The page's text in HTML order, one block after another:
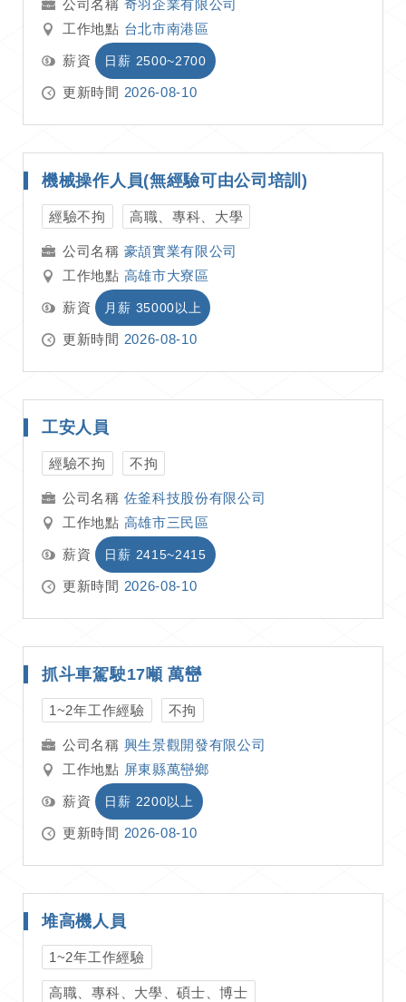
奇羽企業有限公司
工作地點 台北市南港區
薪資 日薪 2500~2700
更新時間 2026-08-10
機械操作人員(無經驗可由公司培訓)
經驗不拘 高職、專科、大學
豪頡實業有限公司
工作地點 高雄市大寮區
薪資 月薪 35000以上
更新時間 2026-08-10
工安人員
經驗不拘 不拘
佐釜科技股份有限公司
工作地點 高雄市三民區
薪資 日薪 2415~2415
更新時間 2026-08-10
抓斗車駕駛17噸 萬巒
1~2年工作經驗 不拘
興生景觀開發有限公司
工作地點 屏東縣萬巒鄉
薪資 日薪 2200以上
更新時間 2026-08-10
堆高機人員
1~2年工作經驗
高職、專科、大學、碩士、博士